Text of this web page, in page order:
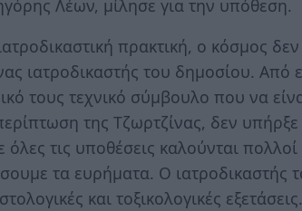
Λέων, μίλησε για την υπόθεση.
πρακτική, ο κόσμος δεν
ιατροδικαστής του δημοσίου. Από
τους τεχνικό σύμβουλο που να
της Τζωρτζίνας, δεν υπήρξε
τις υποθέσεις καλούνται
τα ευρήματα. Ο ιατροδικαστής
και τοξικολογικές